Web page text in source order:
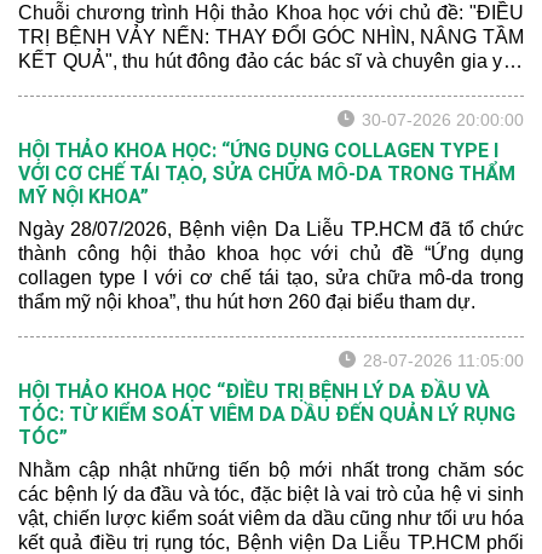
Chuỗi chương trình Hội thảo Khoa học với chủ đề: "ĐIỀU
TRỊ BỆNH VẢY NẾN: THAY ĐỔI GÓC NHÌN, NÂNG TẦM
KẾT QUẢ", thu hút đông đảo các bác sĩ và chuyên gia y tế
30-07-2026 20:00:00
HỘI THẢO KHOA HỌC: “ỨNG DỤNG COLLAGEN TYPE I
VỚI CƠ CHẾ TÁI TẠO, SỬA CHỮA MÔ-DA TRONG THẨM
MỸ NỘI KHOA”
Ngày 28/07/2026, Bệnh viện Da Liễu TP.HCM đã tổ chức
thành công hội thảo khoa học với chủ đề “Ứng dụng
collagen type I với cơ chế tái tạo, sửa chữa mô-da trong
thẩm mỹ nội khoa”, thu hút hơn 260 đại biểu tham dự.
28-07-2026 11:05:00
HỘI THẢO KHOA HỌC “ĐIỀU TRỊ BỆNH LÝ DA ĐẦU VÀ
TÓC: TỪ KIỂM SOÁT VIÊM DA DẦU ĐẾN QUẢN LÝ RỤNG
TÓC”
Nhằm cập nhật những tiến bộ mới nhất trong chăm sóc
các bệnh lý da đầu và tóc, đặc biệt là vai trò của hệ vi sinh
vật, chiến lược kiểm soát viêm da dầu cũng như tối ưu hóa
kết quả điều trị rụng tóc, Bệnh viện Da Liễu TP.HCM phối